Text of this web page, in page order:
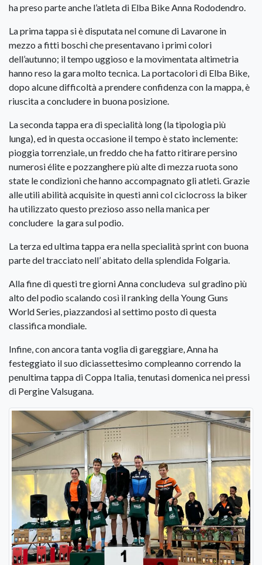
ha preso parte anche l’atleta di Elba Bike Anna Rododendro.
La prima tappa si è disputata nel comune di Lavarone in
mezzo a fitti boschi che presentavano i primi colori
dell’autunno; il tempo uggioso e la movimentata altimetria
hanno reso la gara molto tecnica. La portacolori di Elba Bike,
dopo alcune difficoltà a prendere confidenza con la mappa, è
riuscita a concludere in buona posizione.
La seconda tappa era di specialità long (la tipologia più
lunga), ed in questa occasione il tempo è stato inclemente:
pioggia torrenziale, un freddo che ha fatto ritirare persino
numerosi élite e pozzanghere più alte di mezza ruota sono
state le condizioni che hanno accompagnato gli atleti. Grazie
alle utili abilità acquisite in questi anni col ciclocross la biker
ha utilizzato questo prezioso asso nella manica per
concludere la gara sul podio.
La terza ed ultima tappa era nella specialità sprint con buona
parte del tracciato nell’ abitato della splendida Folgaria.
Alla fine di questi tre giorni Anna concludeva sul gradino più
alto del podio scalando così il ranking della Young Guns
World Series, piazzandosi al settimo posto di questa
classifica mondiale.
Infine, con ancora tanta voglia di gareggiare, Anna ha
festeggiato il suo diciassettesimo compleanno correndo la
penultima tappa di Coppa Italia, tenutasi domenica nei pressi
di Pergine Valsugana.